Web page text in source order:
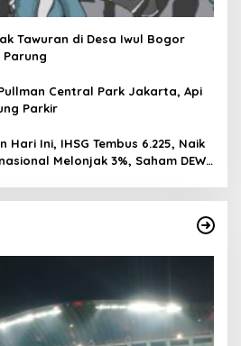
Tawuran di Desa Iwul Bogor
Parung
Central Park Jakarta, Api
Parkir
Hari Ini, IHSG Tembus 6.225, Naik
Melonjak 3%, Saham DEWA